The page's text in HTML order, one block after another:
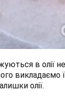
в олії
викладаємо
олії.